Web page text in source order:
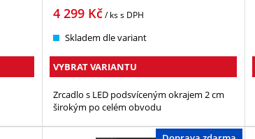
4 299Kč/ kss DPH
Skladem dle variant
VYBRAT VARIANTU
Zrcadlo s LED podsvíceným okrajem 2 cm
širokým po celém obvodu